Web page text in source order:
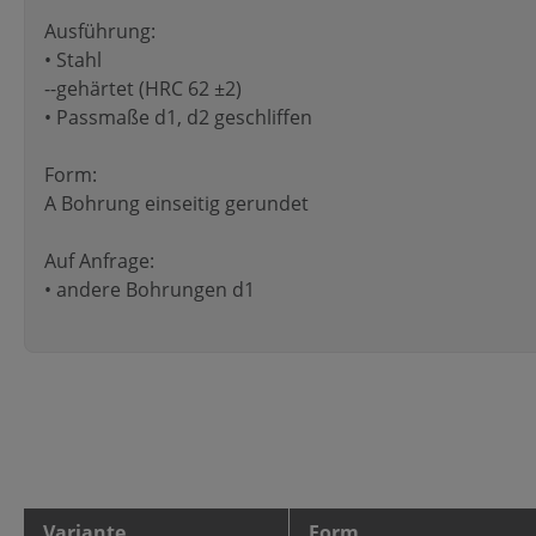
Ausführung:
• Stahl
--gehärtet (HRC 62 ±2)
• Passmaße d1, d2 geschliffen
Form:
A Bohrung einseitig gerundet
Auf Anfrage:
• andere Bohrungen d1